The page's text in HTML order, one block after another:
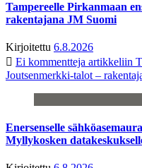
Tampereelle Pirkanmaan
rakentajana JM Suomi
Kirjoitettu 6.8.2026
Ei kommentteja artikkeliin
Joutsenmerkki-talot –
Enersenselle
Myllykosken